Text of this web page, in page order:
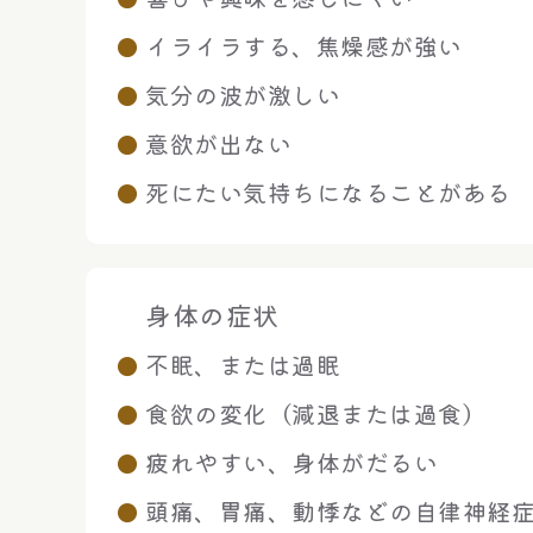
イライラする、焦燥感が強い
気分の波が激しい
意欲が出ない
死にたい気持ちになることがある
身体の症状
不眠、または過眠
食欲の変化（減退または過食）
疲れやすい、身体がだるい
頭痛、胃痛、動悸などの自律神経